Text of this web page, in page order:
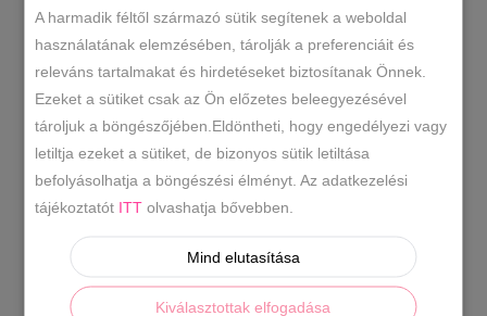
RENDEZÉS LEGÚJABB ALAPJÁN
ÖSSZESEN 1 TALÁLAT
A harmadik féltől származó sütik segítenek a weboldal
használatának elemzésében, tárolják a preferenciáit és
releváns tartalmakat és hirdetéseket biztosítanak Önnek.
Ezeket a sütiket csak az Ön előzetes beleegyezésével
tároljuk a böngészőjében.Eldöntheti, hogy engedélyezi vagy
letiltja ezeket a sütiket, de bizonyos sütik letiltása
befolyásolhatja a böngészési élményt. Az adatkezelési
tájékoztatót ITT olvashatja bővebben.
Mind elutasítása
Kiválasztottak elfogadása